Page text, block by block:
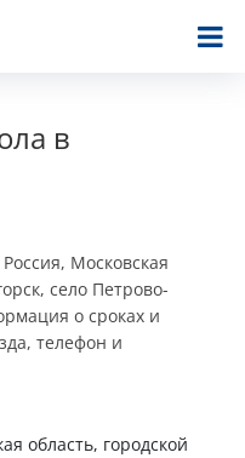
в
Московская
село Петрово-
о сроках и
телефон и
область, городской